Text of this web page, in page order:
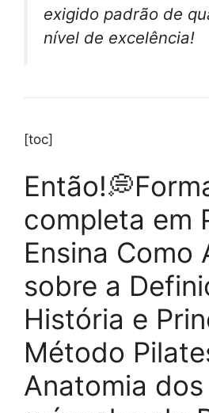
exigido padrão de
nível de excelência!
[toc]
completa em
Ensina Como
sobre a
História e
Método
Anatomia dos